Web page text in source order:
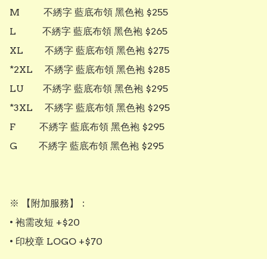
M          不綉字 藍底布領 黑色袍 $255
L           不綉字 藍底布領 黑色袍 $265
XL         不綉字 藍底布領 黑色袍 $275
*2XL     不綉字 藍底布領 黑色袍 $285
LU        不綉字 藍底布領 黑色袍 $295
*3XL     不綉字 藍底布領 黑色袍 $295
F          不綉字 藍底布領 黑色袍 $295
G         不綉字 藍底布領 黑色袍 $295
※ 【附加服務】：
• 袍需改短 +$20
• 印校章 LOGO +$70